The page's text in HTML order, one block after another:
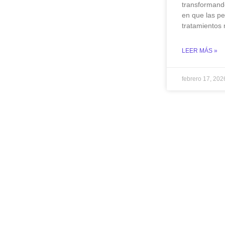
en que las
tratamientos
LEER MÁS »
febrero 17,